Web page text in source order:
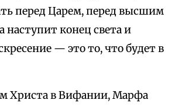
перед Царем, перед высшим
наступит конец света и
— это то, что будет в
Христа в Вифании, Марфа